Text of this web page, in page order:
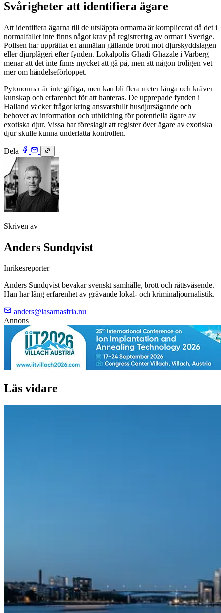
Svårigheter att identifiera ägare
Att identifiera ägarna till de utsläppta ormarna är komplicerat då det i
normalfallet inte finns något krav på registrering av ormar i Sverige.
Polisen har upprättat en anmälan gällande brott mot djurskyddslagen
eller djurplågeri efter fynden. Lokalpolis Ghadi Ghazale i Varberg
menar att det inte finns mycket att gå på, men att någon troligen vet
mer om händelseförloppet.
Pytonormar är inte giftiga, men kan bli flera meter långa och kräver
kunskap och erfarenhet för att hanteras. De upprepade fynden i
Halland väcker frågor kring ansvarsfullt husdjursägande och
behovet av information och utbildning för potentiella ägare av
exotiska djur. Vissa har föreslagit att register över ägare av exotiska
djur skulle kunna underlätta kontrollen.
Dela
Skriven av
Anders Sundqvist
Inrikesreporter
Anders Sundqvist bevakar svenskt samhälle, brott och rättsväsende.
Han har lång erfarenhet av grävande lokal- och kriminaljournalistik.
anders@lasarnasfria.nu
Annons
Läs vidare